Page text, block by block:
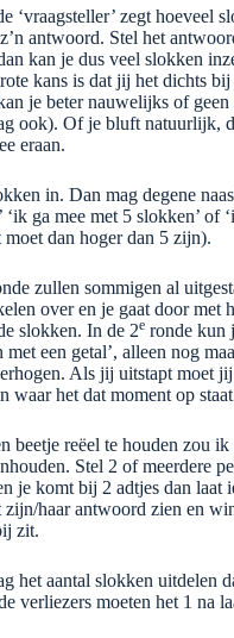
‘vraagsteller’ zegt hoeveel
antwoord. Stel het
kan je dus veel slokken
kans is dat jij het dichts
je beter nauwelijks of geen
ook). Of je bluft natuurlijk,
eraan.
in. Dan mag degene
‘ik ga mee met 5 slokken’ of
moet dan hoger dan 5 zijn).
zullen sommigen al
over en je gaat door met
slokken. In de 2e ronde kun
met een getal’, alleen nog
Als jij uitstapt moet jij
waar het dat moment op
beetje reëel te houden zou ik
Stel 2 of meerdere
je komt bij 2 adtjes dan laat
haar antwoord zien en
zit.
het aantal slokken uitdelen
verliezers moeten het 1 na